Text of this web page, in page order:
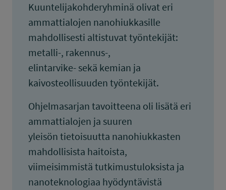
Kuuntelijakohderyhminä olivat eri
ammattialojen nanohiukkasille
mahdollisesti altistuvat työntekijät:
metalli-, rakennus-,
elintarvike- sekä kemian ja
kaivosteollisuuden työntekijät.
Ohjelmasarjan tavoitteena oli lisätä eri
ammattialojen ja suuren
yleisön tietoisuutta nanohiukkasten
mahdollisista haitoista,
viimeisimmistä tutkimustuloksista ja
nanoteknologiaa hyödyntävistä